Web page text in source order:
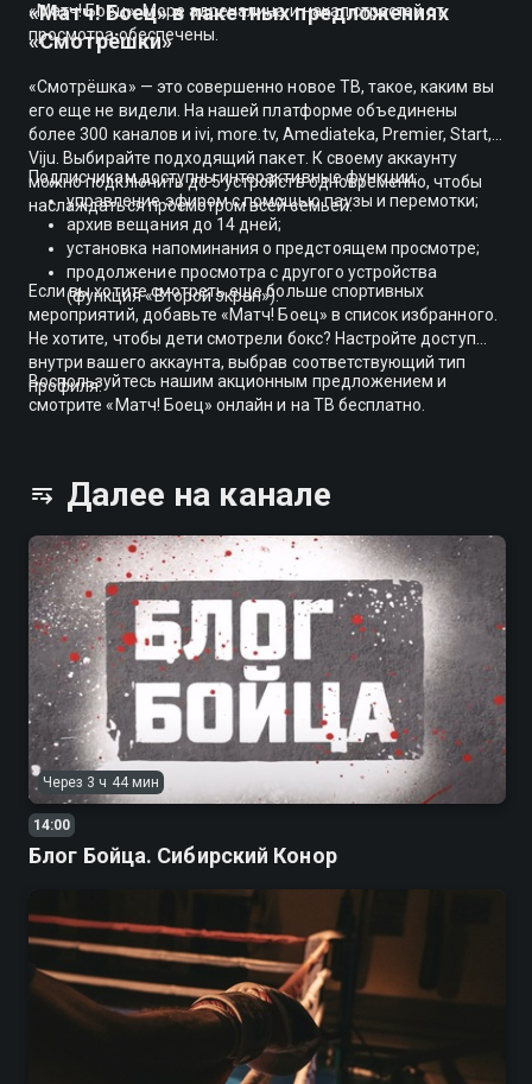
«Матч! Боец». Море адреналина и накал страстей от
просмотра обеспечены.
«Матч! Боец» в пакетных предложениях
«Смотрёшки»
«Смотрёшка» — это совершенно новое ТВ, такое, каким вы
его еще не видели. На нашей платформе объединены
более 300 каналов и ivi, more.tv, Amediateka, Premier, Start,
Viju. Выбирайте подходящий пакет. К своему аккаунту
можно подключить до 5 устройств одновременно, чтобы
наслаждаться просмотром всей семьей.
Подписчикам доступны интерактивные функции:
управление эфиром с помощью паузы и перемотки;
архив вещания до 14 дней;
установка напоминания о предстоящем просмотре;
продолжение просмотра с другого устройства
(функция «Второй экран»).
Если вы хотите смотреть еще больше спортивных
мероприятий, добавьте «Матч! Боец» в список избранного.
Не хотите, чтобы дети смотрели бокс? Настройте доступ
внутри вашего аккаунта, выбрав соответствующий тип
профиля.
Воспользуйтесь нашим акционным предложением и
смотрите «Матч! Боец» онлайн и на ТВ бесплатно.
Далее на канале
Через 3 ч 44 мин
14:00
Блог Бойца. Сибирский Конор